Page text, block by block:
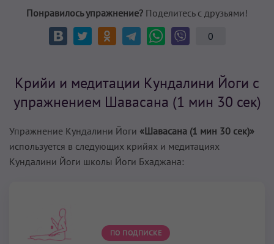
Понравилось упражнение? Поделитесь с друзьями!
0
Крийи и медитации Кундалини Йоги с
упражнением Шавасана (1 мин 30 сек)
Упражнение Кундалини Йоги «Шавасана (1 мин 30 сек)»
используется в следующих крийях и медитациях
Кундалини Йоги школы Йоги Бхаджана:
ПО ПОДПИСКЕ